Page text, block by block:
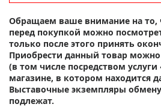
Обращаем ваше внимание на то,
перед покупкой можно
только после этого принять
Приобрести данный товар
(в том числе посредством
магазине, в котором находится
Выставочные экземпляры
подлежат.